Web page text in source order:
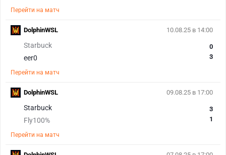
Перейти на матч
10.08.25 в 14:00
Starbuck
eer0
0
3
Перейти на матч
DolphinWSL
09.08.25 в 17:00
Starbuck
Fly100%
3
1
Перейти на матч
DolphinWSL